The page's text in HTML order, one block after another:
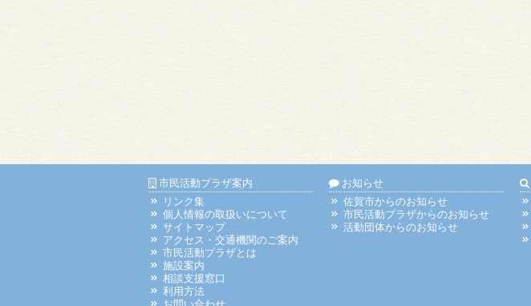
市民活動プラザ案内
リンク集
個人情報の取扱いについて
サイトマップ
アクセス・交通機関のご案内
市民活動プラザとは
施設案内
相談支援窓口
利用方法
お知らせ
佐賀市からのお知らせ
市民活動プラザからのお知らせ
活動団体からのお知らせ